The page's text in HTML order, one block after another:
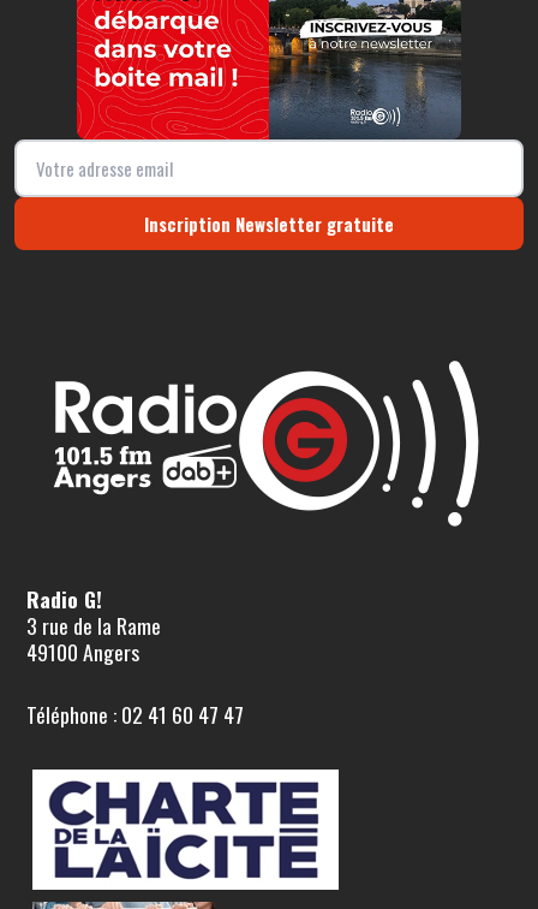
Inscription Newsletter gratuite
Radio G!
3 rue de la Rame
49100 Angers
Téléphone : 02 41 60 47 47